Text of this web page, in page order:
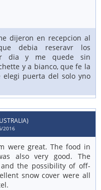
dijeron en recepcion al
debia reseravr los
dia y me quede sin
y a bianco, que fe la
puerta del solo yno
2016
were great. The food in
also very good. The
the possibility of off-
snow cover were all